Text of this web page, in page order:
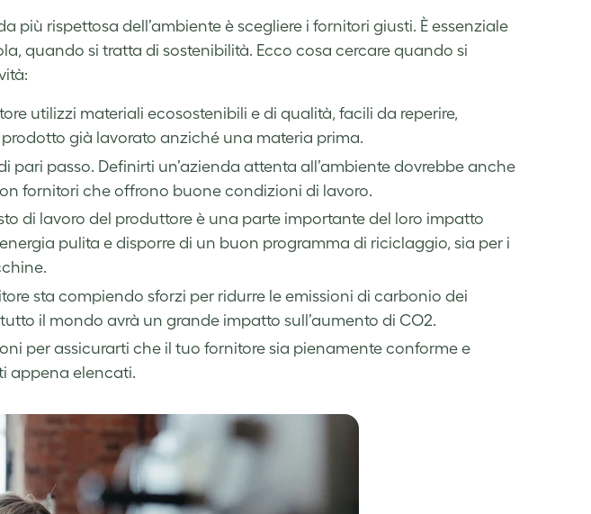
più rispettosa dell’ambiente è scegliere i fornitori giusti. È essenziale
quando si tratta di sostenibilità. Ecco cosa cercare quando si
utilizzi materiali ecosostenibili e di qualità, facili da reperire,
già lavorato anziché una materia prima.
pari passo. Definirti un’azienda attenta all’ambiente dovrebbe anche
fornitori che offrono buone condizioni di lavoro.
di lavoro del produttore è una parte importante del loro impatto
pulita e disporre di un buon programma di riciclaggio, sia per i
sta compiendo sforzi per ridurre le emissioni di carbonio dei
il mondo avrà un grande impatto sull’aumento di CO2.
per assicurarti che il tuo fornitore sia pienamente conforme e
appena elencati.